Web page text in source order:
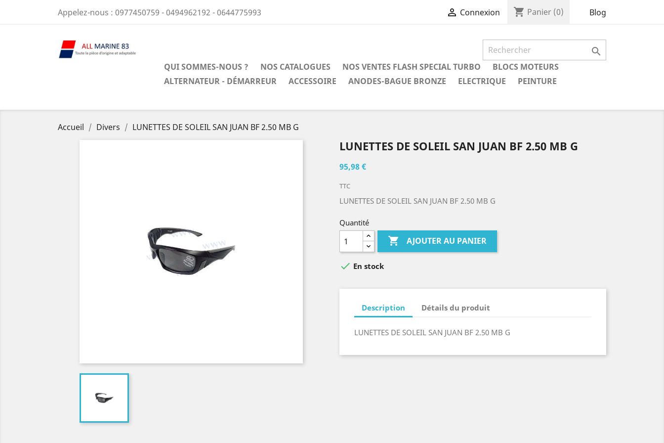
Appelez-nous : 0977450759 - 0494962192 - 0644775993  Connexion shopping_cart Panier (0) Blog

QUI SOMMES-NOUS ? NOS CATALOGUES NOS VENTES FLASH SPECIAL TURBO
BLOCS MOTEURS
ALTERNATEUR - DÉMARREUR
ACCESSOIRE ANODES-BAGUE BRONZE ELECTRIQUE PEINTURE
Accueil Divers LUNETTES DE SOLEIL SAN JUAN BF 2.50 MB G
LUNETTES DE SOLEIL SAN JUAN BF 2.50 MB G
95,98 €
TTC
LUNETTES DE SOLEIL SAN JUAN BF 2.50 MB G
Quantité
 AJOUTER AU PANIER
 En stock
Description Détails du produit
LUNETTES DE SOLEIL SAN JUAN BF 2.50 MB G